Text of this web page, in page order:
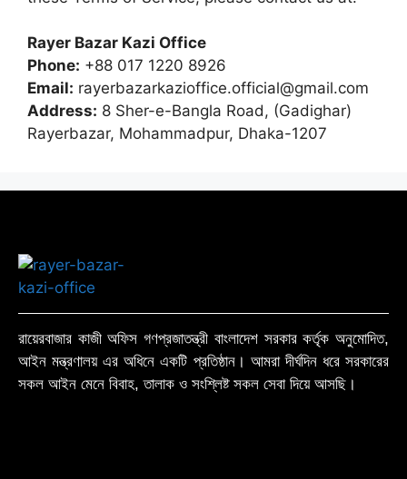
Rayer Bazar Kazi Office
Phone: +88 017 1220 8926
Email: rayerbazarkazioffice.official@gmail.com
Address: 8 Sher-e-Bangla Road, (Gadighar)
Rayerbazar, Mohammadpur, Dhaka-1207
রায়েরবাজার কাজী অফিস গণপ্রজাতন্ত্রী বাংলাদেশ সরকার কর্তৃক অনুমোদিত,
আইন মন্ত্রণালয় এর অধিনে একটি প্রতিষ্ঠান। আমরা দীর্ঘদিন ধরে সরকারের
সকল আইন মেনে বিবাহ, তালাক ও সংশ্লিষ্ট সকল সেবা দিয়ে আসছি।